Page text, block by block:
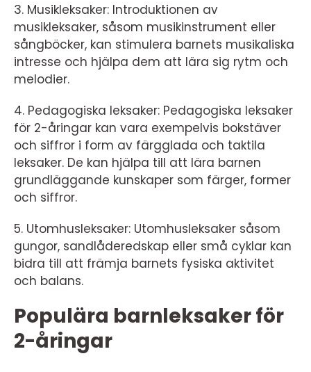
3. Musikleksaker: Introduktionen av
musikleksaker, såsom musikinstrument eller
sångböcker, kan stimulera barnets musikaliska
intresse och hjälpa dem att lära sig rytm och
melodier.
4. Pedagogiska leksaker: Pedagogiska leksaker
för 2-åringar kan vara exempelvis bokstäver
och siffror i form av färgglada och taktila
leksaker. De kan hjälpa till att lära barnen
grundläggande kunskaper som färger, former
och siffror.
5. Utomhusleksaker: Utomhusleksaker såsom
gungor, sandlåderedskap eller små cyklar kan
bidra till att främja barnets fysiska aktivitet
och balans.
Populära barnleksaker för
2-åringar